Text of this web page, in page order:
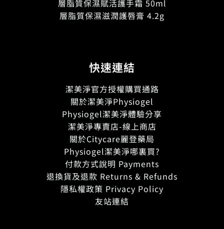
層脂質保濕賦活護手霜 50ml
層脂質保濕滋潤護唇膏 4.2g
快速連結
潔美淨官方授權購買通路
關於潔美淨Physiogel
Physiogel潔美淨體驗分享
潔美淨專賣店-線上商店
關於Citycare麗登藥局
Physiogel潔美淨哪裏買?
付款方式說明 Payments
退換貨及退款 Returns & Refunds
隱私權政策 Privacy Policy
友站連結